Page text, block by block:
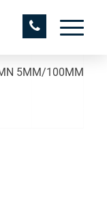
5MM/100MM